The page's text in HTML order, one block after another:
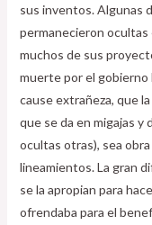
sus inventos. Algunas
permanecieron ocultas
muchos de sus
muerte por el gobierno
cause extrañeza, que
que se da en migajas y
ocultas otras), sea
lineamientos. La gran
se la apropian para
ofrendaba para el